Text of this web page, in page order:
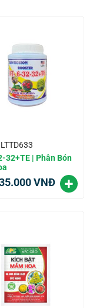
32+TE | Phân Bón
VNĐ